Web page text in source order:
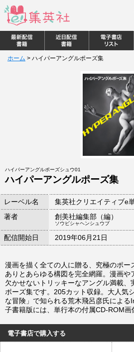
ホーム > ハイパーアングルポーズ集
ハイパーアングルポーズシュウ01
ハイパーアングルポーズ集
レーベル名
集英社クリエイティブe
著者
創美社編集部（編）
ソウビシャヘンシュウブ
配信開始日 2019年06月21日
漫画を描く全ての人に贈る、究極のポ
ありとあらゆる構図を完全網羅。漫画や
欠かせないトリッキーなアングル満載、
ポーズ集です。205カット収録。大人気
な冒険」で知られる荒木飛呂彦氏によ
子書籍版には、単行本の付属CD-ROM画
電子書店で購入する